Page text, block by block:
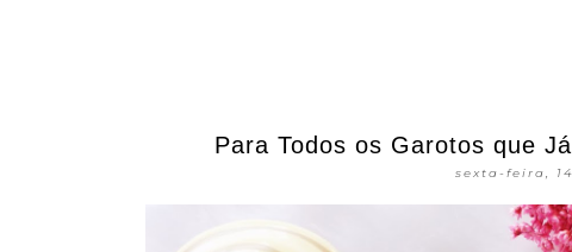
Para Todos os Garotos que
sexta-feira,